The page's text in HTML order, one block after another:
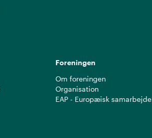
Foreningen
Om foreningen
Organisation
EAP - Europæisk samarbejde